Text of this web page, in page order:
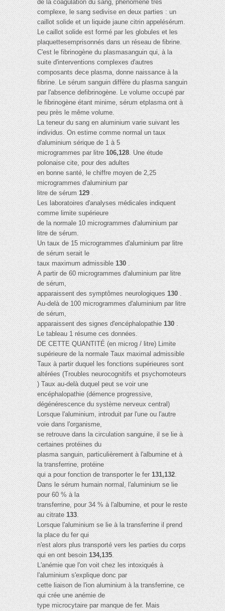
de la coagulation du sang, phénomène très
complexe, le sang sedivise en deux parties : un
caillot solide et un liquide jaune citrin appelésérum.
Le caillot solide est formé par les globules et les
plaquettesemprisonnés dans un réseau de fibrine.
C'est le fibrinogène du plasmasanguin qui, à la
suite d'interventions complexes d'autres
composants dece plasma, donne naissance à la
fibrine. Le sérum sanguin diffère du plasma sanguin
par l'absence defibrinogène. Le volume occupé par
le fibrinogène étant minime, sérum etplasma ont à
peu près le même volume.
La teneur du sang en aluminium varie suivant les
individus. On estime comme normal un taux
d'aluminium sérique de 1 à 5
microgrammes par litre106,128. Une étude
polonaise cite, pour des adultes
en bonne santé, le chiffre moyen de 2,25
microgrammes d'aluminium par
litre de sérum129.
Les laboratoires d'analyses médicales indiquent
comme limite supérieure
de la normale 10 microgrammes d'aluminium par
litre de sérum.
Un taux de 15 microgrammes d'aluminium par litre
de sérum serait le
taux maximum admissible130.
A partir de 60 microgrammes d'aluminium par litre
de sérum,
apparaissent des symptômes neurologiques130.
Au-delà de 100 microgrammes d'aluminium par litre
de sérum,
apparaissent des signes d'encéphalopathie130.
Le tableau 1 résume ces données.
DE CETTE QUANTITÉ (en microg / litre) Limite
supérieure de la normale Taux maximal admissible
Taux à partir duquel les fonctions supérieures sont
altérées (Troubles neurocognitifs et psychomoteurs
) Taux au-delà duquel peut se voir une
encéphalopathie (démence progressive,
dégénérescence du système nerveux central)
Lorsque l'aluminium, introduit par l'une ou l'autre
voie dans l'organisme,
se retrouve dans la circulation sanguine, il se lie à
certaines protéines du
plasma sanguin, particulièrement à l'albumine et à
la transferrine, protéine
qui a pour fonction de transporter le fer 131,132.
Dans le sérum humain normal, l'aluminium se lie
pour 60 % à la
transferrine, pour 34 % à l'albumine, et pour le reste
au citrate133.
Lorsque l'aluminium se lie à la transferrine il prend
la place du fer qui
n'est alors plus transporté vers les parties du corps
qui en ont besoin134,135.
L'anémie que l'on voit chez les intoxiqués à
l'aluminium s'explique donc par
cette liaison de l'ion aluminium à la transferrine, ce
qui crée une anémie de
type microcytaire par manque de fer. Mais